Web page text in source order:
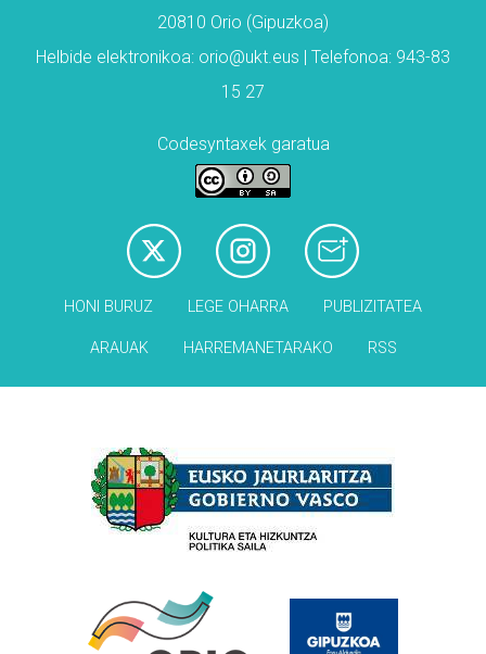
20810 Orio (Gipuzkoa)
Helbide elektronikoa: orio@ukt.eus | Telefonoa: 943-83
15 27
Codesyntaxek garatua
HONI BURUZ LEGE OHARRA PUBLIZITATEA
ARAUAK HARREMANETARAKO RSS